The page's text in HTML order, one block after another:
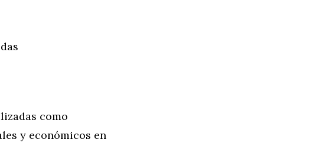
como
y económicos en